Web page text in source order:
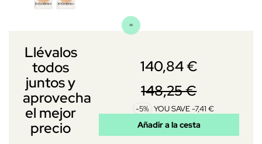
Llévalos
todos
juntos y
aprovecha
el mejor
precio
140,84 €
148,25 €
-5% YOU SAVE -7,41 €
Añadir a la cesta